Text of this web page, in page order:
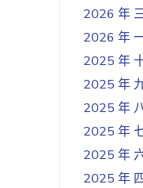
2026 年
2026 年
2025 年
2025 年
2025 年
2025 年
2025 年
2025 年